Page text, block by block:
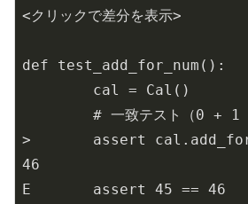
<クリックで差分を表示>
def test_add_for_num():
>       assert
46
E       assert 45 == 46